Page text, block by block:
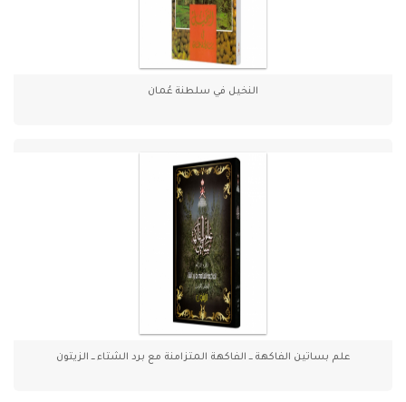
النخيل في سلطنة عُمان
علم بساتين الفاكهة ـــ الفاكهة المتزامنة مع برد الشتاء ـــ الزيتون